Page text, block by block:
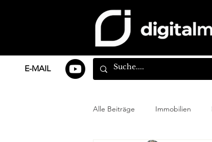
E-MAIL
Alle Beiträge Immobilien